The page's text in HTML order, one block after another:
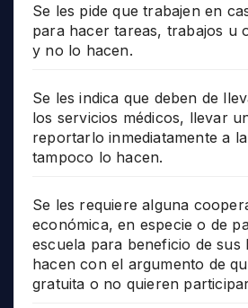
Se les pide que trabajen en
para hacer tareas, trabajos u
y no lo hacen.
Se les indica que deben de
los servicios médicos, llevar
reportarlo inmediatamente a
tampoco lo hacen.
Se les requiere alguna
económica, en especie o de
escuela para beneficio de sus
hacen con el argumento de
gratuita o no quieren